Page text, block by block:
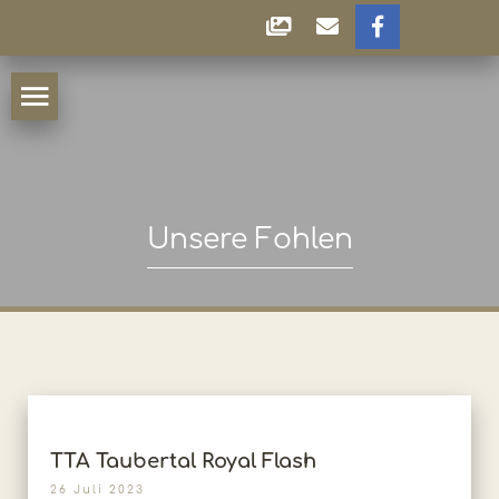
Unsere Fohlen
TTA Taubertal Royal Flash
26 Juli 2023